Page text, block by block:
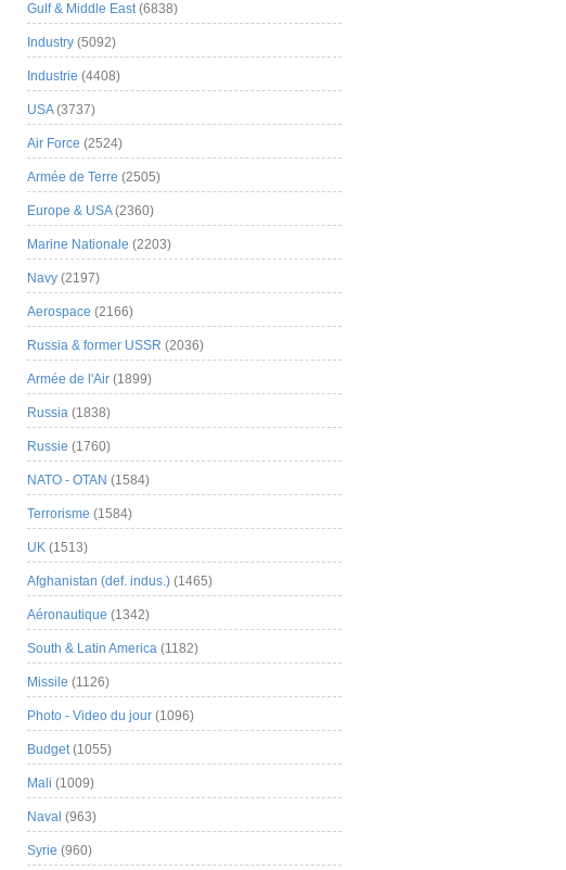
Gulf & Middle East(6838)
Industry (5092)
Industrie (4408)
USA(3737)
Air Force (2524)
Armée de Terre (2505)
Europe & USA(2360)
Marine Nationale (2203)
Navy (2197)
Aerospace (2166)
Russia & former USSR (2036)
Armée de l'Air (1899)
Russia (1838)
Russie (1760)
NATO - OTAN (1584)
Terrorisme (1584)
UK (1513)
Afghanistan (def. indus.) (1465)
Aéronautique (1342)
South & Latin America (1182)
Missile (1126)
Photo - Video du jour (1096)
Budget(1055)
Mali (1009)
Naval (963)
Syrie (960)